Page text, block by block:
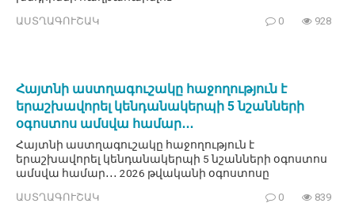
ԱՍՏՂԱԳՈՒՇԱԿ 0 928
Հայտնի աստղագուշակը հաջողություն է
երաշխավորել կենդանակերպի 5 նշանների
օգոստոս ամսվա համար․․․
Հայտնի աստղագուշակը հաջողություն է
երաշխավորել կենդանակերպի 5 նշանների օգոստոս
ամսվա համար․․․ 2026 թվականի օգոստոսը
ԱՍՏՂԱԳՈՒՇԱԿ 0 839